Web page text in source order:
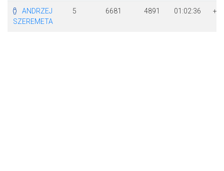
ANDRZEJ
SZEREMETA
5 6681 4891 01:02:36
+